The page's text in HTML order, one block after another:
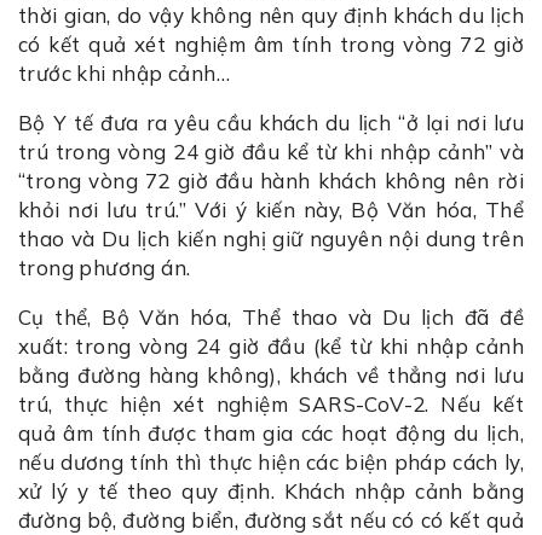
thời gian, do vậy không nên quy định khách du lịch
có kết quả xét nghiệm âm tính trong vòng 72 giờ
trước khi nhập cảnh…
Bộ Y tế đưa ra yêu cầu khách du lịch “ở lại nơi lưu
trú trong vòng 24 giờ đầu kể từ khi nhập cảnh” và
“trong vòng 72 giờ đầu hành khách không nên rời
khỏi nơi lưu trú.” Với ý kiến này, Bộ Văn hóa, Thể
thao và Du lịch kiến nghị giữ nguyên nội dung trên
trong phương án.
Cụ thể, Bộ Văn hóa, Thể thao và Du lịch đã đề
xuất: trong vòng 24 giờ đầu (kể từ khi nhập cảnh
bằng đường hàng không), khách về thẳng nơi lưu
trú, thực hiện xét nghiệm SARS-CoV-2. Nếu kết
quả âm tính được tham gia các hoạt động du lịch,
nếu dương tính thì thực hiện các biện pháp cách ly,
xử lý y tế theo quy định. Khách nhập cảnh bằng
đường bộ, đường biển, đường sắt nếu có có kết quả